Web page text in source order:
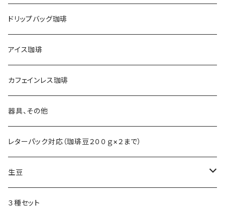
ドリップバッグ珈琲
アイス珈琲
カフェインレス珈琲
器具、その他
レターパック対応（珈琲豆２００ｇ×２まで）
生豆
生豆 １ｋｇ
３種セット